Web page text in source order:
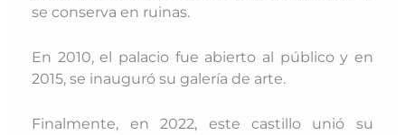
se conserva en ruinas.
En 2010, el palacio fue abierto al público y en
2015, se inauguró su galería de arte.
Finalmente, en 2022, este castillo unió su